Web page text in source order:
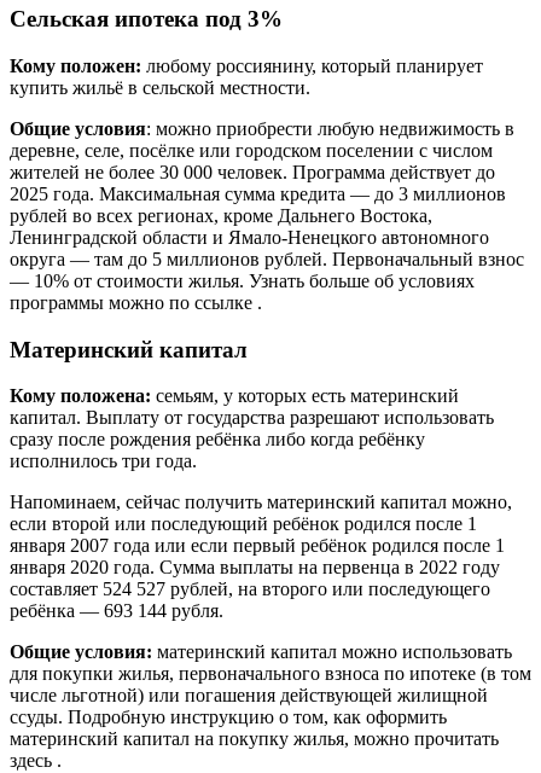
Сельская ипотека под 3%
Кому положен: любому россиянину, который планирует
купить жильё в сельской местности.
Общие условия: можно приобрести любую недвижимость в
деревне, селе, посёлке или городском поселении с числом
жителей не более 30 000 человек. Программа действует до
2025 года. Максимальная сумма кредита — до 3 миллионов
рублей во всех регионах, кроме Дальнего Востока,
Ленинградской области и Ямало-Ненецкого автономного
округа — там до 5 миллионов рублей. Первоначальный взнос
— 10% от стоимости жилья. Узнать больше об условиях
программы можно по ссылке .
Материнский капитал
Кому положена: семьям, у которых есть материнский
капитал. Выплату от государства разрешают использовать
сразу после рождения ребёнка либо когда ребёнку
исполнилось три года.
Напоминаем, сейчас получить материнский капитал можно,
если второй или последующий ребёнок родился после 1
января 2007 года или если первый ребёнок родился после 1
января 2020 года. Сумма выплаты на первенца в 2022 году
составляет 524 527 рублей, на второго или последующего
ребёнка — 693 144 рубля.
Общие условия: материнский капитал можно использовать
для покупки жилья, первоначального взноса по ипотеке (в том
числе льготной) или погашения действующей жилищной
ссуды. Подробную инструкцию о том, как оформить
материнский капитал на покупку жилья, можно прочитать
здесь .